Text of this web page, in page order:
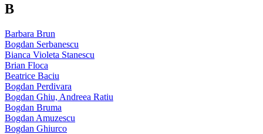
B
Barbara Brun
Bogdan Serbanescu
Bianca Violeta Stanescu
Brian Floca
Beatrice Baciu
Bogdan Perdivara
Bogdan Ghiu, Andreea Ratiu
Bogdan Bruma
Bogdan Amuzescu
Bogdan Ghiurco